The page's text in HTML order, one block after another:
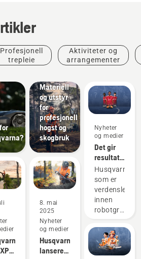
Profesjonell
trepleie
Aktiviteter og
arrangementer
Materiell
og utstyr
for
profesjonell
hogst og
skogbruk
8. mai
2025
Nyheter
og medier
Husqvarna
lanserer
Nyheter
og medier
Det gir
resultater
å være
proff på
gress
Husqvarna,
som er
innen
begeistret
over å
kunne